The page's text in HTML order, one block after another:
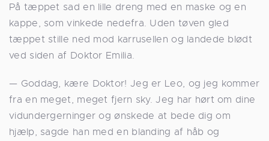
På tæppet sad en lille dreng med en maske og en
kappe, som vinkede nedefra. Uden tøven gled
tæppet stille ned mod karrusellen og landede blødt
ved siden af Doktor Emilia.
— Goddag, kære Doktor! Jeg er Leo, og jeg kommer
fra en meget, meget fjern sky. Jeg har hørt om dine
vidundergerninger og ønskede at bede dig om
hjælp, sagde han med en blanding af håb og